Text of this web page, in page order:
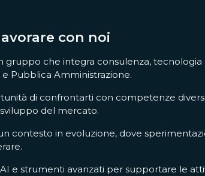
con noi
gruppo che integra consulenza,
Pubblica Amministrazione.
di confrontarti con competenze
del mercato.
contesto in evoluzione, dove
e strumenti avanzati per supportare le